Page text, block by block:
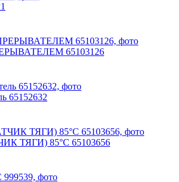
65103126
65152632
ТЯГИ) 85°C 65103656